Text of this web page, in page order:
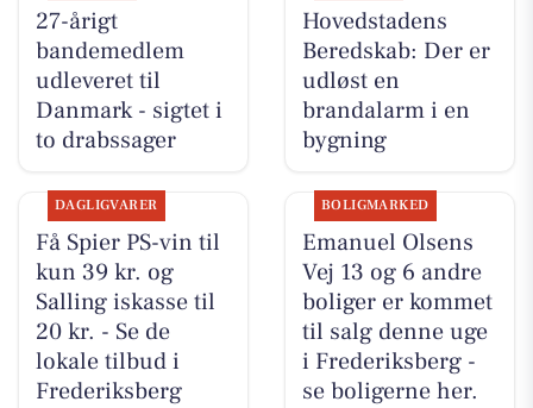
27-årigt
bandemedlem
udleveret til
Danmark - sigtet i
to drabssager
Hovedstadens
Beredskab: Der er
udløst en
brandalarm i en
bygning
DAGLIGVARER
Få Spier PS-vin til
kun 39 kr. og
Salling iskasse til
20 kr. - Se de
lokale tilbud i
Frederiksberg
BOLIGMARKED
Emanuel Olsens
Vej 13 og 6 andre
boliger er kommet
til salg denne uge
i Frederiksberg -
se boligerne her.